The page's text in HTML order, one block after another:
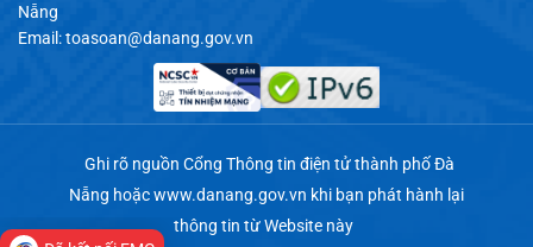
Nẵng
Email:toasoan@danang.gov.vn
Ghi rõ nguồn Cổng Thông tin điện tử thành phố Đà
Nẵng hoặcwww.danang.gov.vn khi bạn phát hành lại
thông tin từ Website này